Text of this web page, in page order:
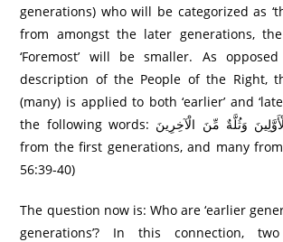
generations) who will be categorized as
from amongst the later generations,
‘Foremost’ will be smaller. As
description of the People of the Right,
(many) is applied to both ‘earlier’ and
the following words: ثُلَّةٌ مِّنَ الْأَوَّلِينَ وَثُلَّةٌ مِّنَ الْآخِرِ‌ينَ ( many
from the first generations, and many
56:39-40)
The question now is: Who are ‘earlier
generations’? In this connection,